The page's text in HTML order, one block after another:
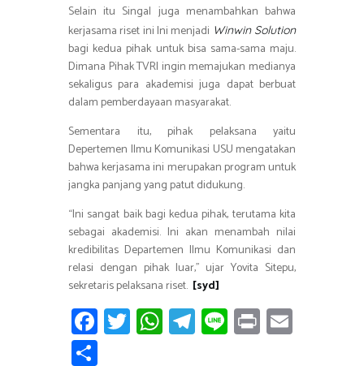
Selain itu Singal juga menambahkan bahwa
kerjasama riset ini Ini menjadi Winwin Solution
bagi kedua pihak untuk bisa sama-sama maju.
Dimana Pihak TVRI ingin memajukan medianya
sekaligus para akademisi juga dapat berbuat
dalam pemberdayaan masyarakat.
Sementara itu, pihak pelaksana yaitu
Depertemen Ilmu Komunikasi USU mengatakan
bahwa kerjasama ini merupakan program untuk
jangka panjang yang patut didukung.
“Ini sangat baik bagi kedua pihak, terutama kita
sebagai akademisi. Ini akan menambah nilai
kredibilitas Departemen Ilmu Komunikasi dan
relasi dengan pihak luar,” ujar Yovita Sitepu,
sekretaris pelaksana riset. [syd]
Fa
ce
T
wi
W
h
T
el
Li
n
Pr
in